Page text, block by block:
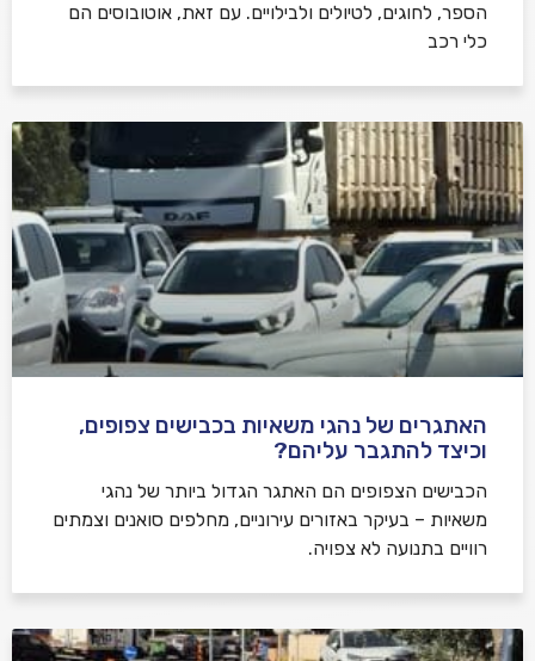
הספר, לחוגים, לטיולים ולבילויים. עם זאת, אוטובוסים הם
כלי רכב
האתגרים של נהגי משאיות בכבישים צפופים,
וכיצד להתגבר עליהם?
הכבישים הצפופים הם האתגר הגדול ביותר של נהגי
משאיות – בעיקר באזורים עירוניים, מחלפים סואנים וצמתים
רוויים בתנועה לא צפויה.